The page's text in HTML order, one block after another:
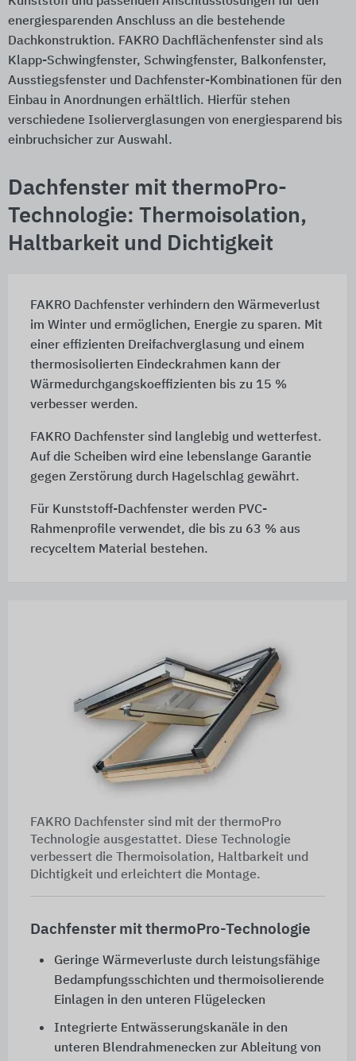
energiesparenden Anschluss an die bestehende
Dachkonstruktion. FAKRO Dachflächenfenster sind als
Klapp-Schwingfenster, Schwingfenster, Balkonfenster,
Ausstiegsfenster und Dachfenster-Kombinationen für den
Einbau in Anordnungen erhältlich. Hierfür stehen
verschiedene Isolierverglasungen von energiesparend bis
einbruchsicher zur Auswahl.
Dachfenster mit thermoPro-
Technologie: Thermoisolation,
Haltbarkeit und Dichtigkeit
FAKRO Dachfenster verhindern den Wärmeverlust
im Winter und ermöglichen, Energie zu sparen. Mit
einer effizienten Dreifachverglasung und einem
thermosisolierten Eindeckrahmen kann der
Wärmedurchgangskoeffizienten bis zu 15 %
verbesser werden.
FAKRO Dachfenster sind langlebig und wetterfest.
Auf die Scheiben wird eine lebenslange Garantie
gegen Zerstörung durch Hagelschlag gewährt.
Für Kunststoff-Dachfenster werden PVC-
Rahmenprofile verwendet, die bis zu 63 % aus
recyceltem Material bestehen.
FAKRO Dachfenster sind mit der thermoPro
Technologie ausgestattet. Diese Technologie
verbessert die Thermoisolation, Haltbarkeit und
Dichtigkeit und erleichtert die Montage.
Dachfenster mit thermoPro-Technologie
Geringe Wärmeverluste durch leistungsfähige
Bedampfungsschichten und thermoisolierende
Einlagen in den unteren Flügelecken
Integrierte Entwässerungskanäle in den
unteren Blendrahmenecken zur Ableitung von